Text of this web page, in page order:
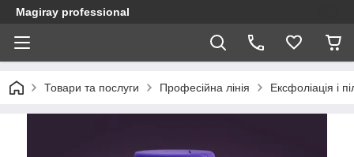
Magiray professional
Товари та послуги Професійна лінія Ексфоліація і